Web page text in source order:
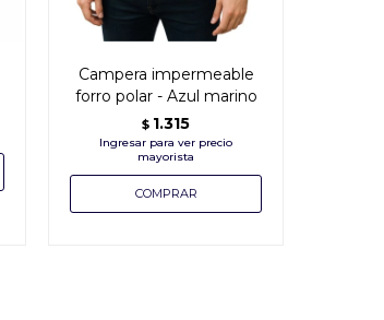
Campera impermeable
forro polar - Azul marino
$ 1.315